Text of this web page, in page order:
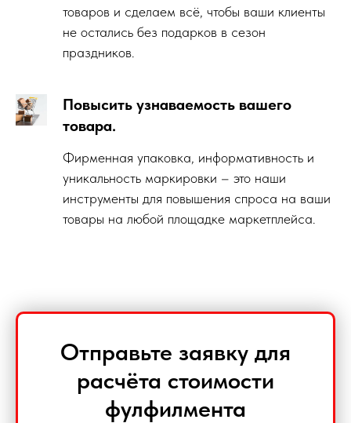
товаров и сделаем всё, чтобы ваши клиенты
не остались без подарков в сезон
праздников.
Повысить узнаваемость вашего
товара.
Фирменная упаковка, информативность и
уникальность маркировки – это наши
инструменты для повышения спроса на ваши
товары на любой площадке маркетплейса.
Отправьте заявку для
расчёта стоимости
фулфилмента